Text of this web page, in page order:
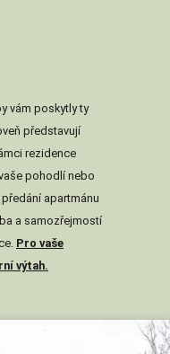
vám poskytly ty
představují
rezidence
pohodlí nebo
apartmánu
a samozřejmostí
Pro vaše
výtah.